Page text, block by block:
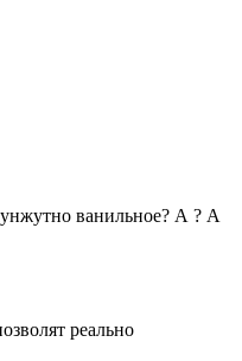
ванильное? А ? А
реально